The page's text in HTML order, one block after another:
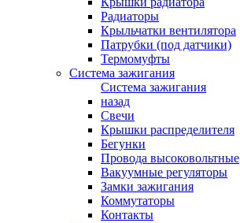
Радиаторы
Крыльчатки вентилятора
Патрубки (под датчики)
Термомуфты
Система зажигания
Система зажигания
назад
Свечи
Крышки распределителя
Бегунки
Провода высоковольтные
Вакуумные регуляторы
Замки зажигания
Коммутаторы
Контакты